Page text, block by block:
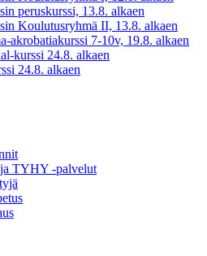
peruskurssi, 13.8. alkaen
Koulutusryhmä II, 13.8. alkaen
akrobatiakurssi 7-10v, 19.8. alkaen
kurssi 24.8. alkaen
24.8. alkaen
TYHY -palvelut